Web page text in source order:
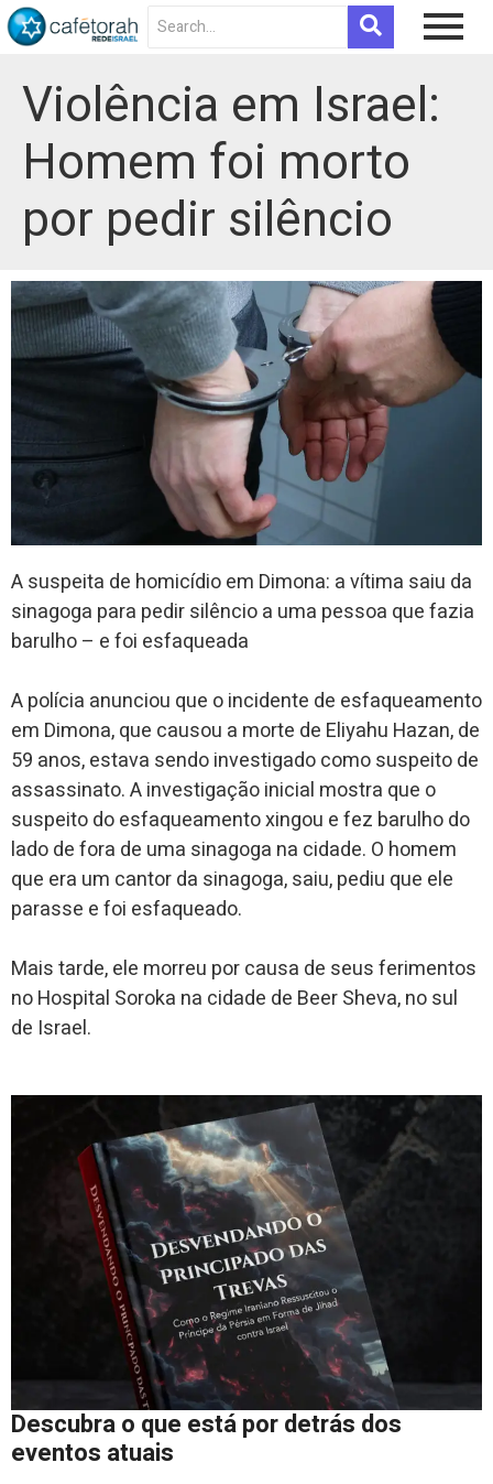
Violência em Israel:
Homem foi morto
por pedir silêncio
A suspeita de homicídio em Dimona: a vítima saiu da
sinagoga para pedir silêncio a uma pessoa que fazia
barulho – e foi esfaqueada
A polícia anunciou que o incidente de esfaqueamento
em Dimona, que causou a morte de Eliyahu Hazan, de
59 anos, estava sendo investigado como suspeito de
assassinato. A investigação inicial mostra que o
suspeito do esfaqueamento xingou e fez barulho do
lado de fora de uma sinagoga na cidade. O homem
que era um cantor da sinagoga, saiu, pediu que ele
parasse e foi esfaqueado.
Mais tarde, ele morreu por causa de seus ferimentos
no Hospital Soroka na cidade de Beer Sheva, no sul
de Israel.
Descubra o que está por detrás dos
eventos atuais